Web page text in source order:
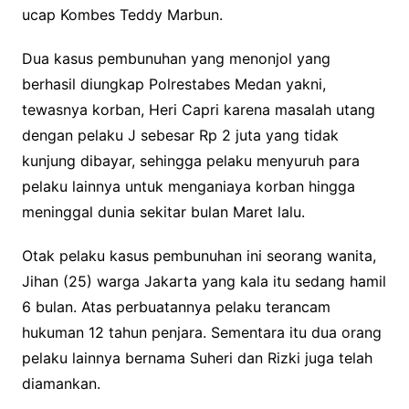
ucap Kombes Teddy Marbun.
Dua kasus pembunuhan yang menonjol yang
berhasil diungkap Polrestabes Medan yakni,
tewasnya korban, Heri Capri karena masalah utang
dengan pelaku J sebesar Rp 2 juta yang tidak
kunjung dibayar, sehingga pelaku menyuruh para
pelaku lainnya untuk menganiaya korban hingga
meninggal dunia sekitar bulan Maret lalu.
Otak pelaku kasus pembunuhan ini seorang wanita,
Jihan (25) warga Jakarta yang kala itu sedang hamil
6 bulan. Atas perbuatannya pelaku terancam
hukuman 12 tahun penjara. Sementara itu dua orang
pelaku lainnya bernama Suheri dan Rizki juga telah
diamankan.